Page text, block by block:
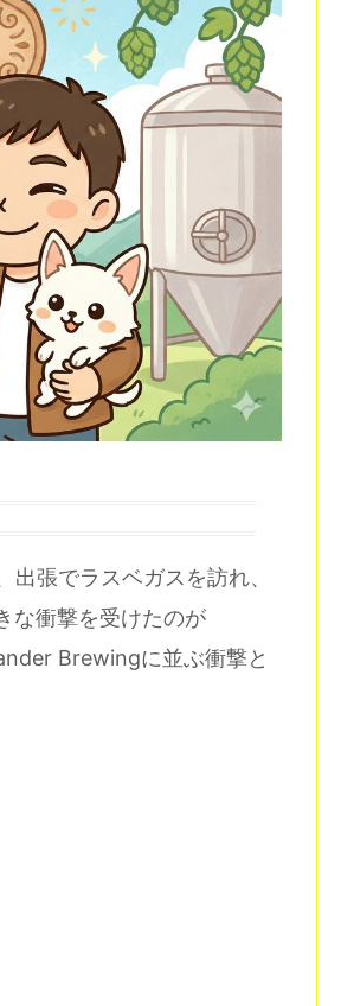
張でラスベガスを訪れ、
な衝撃を受けたのが
Brewingに並ぶ衝撃と